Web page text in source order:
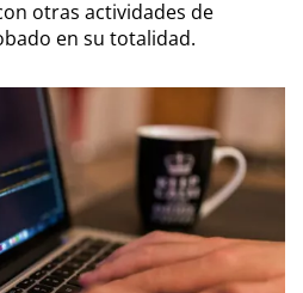
otras actividades de
en su totalidad.